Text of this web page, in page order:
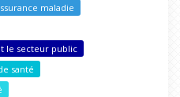
maladie
le secteur public
santé